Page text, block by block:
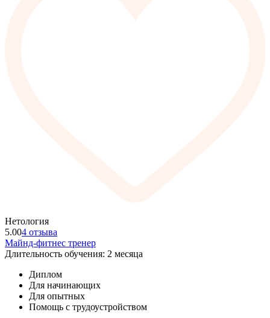
Нетология
5.004 отзыва
Майнд-фитнес тренер
Длительность обучения: 2 месяца
Диплом
Для начинающих
Для опытных
Помощь с трудоустройством